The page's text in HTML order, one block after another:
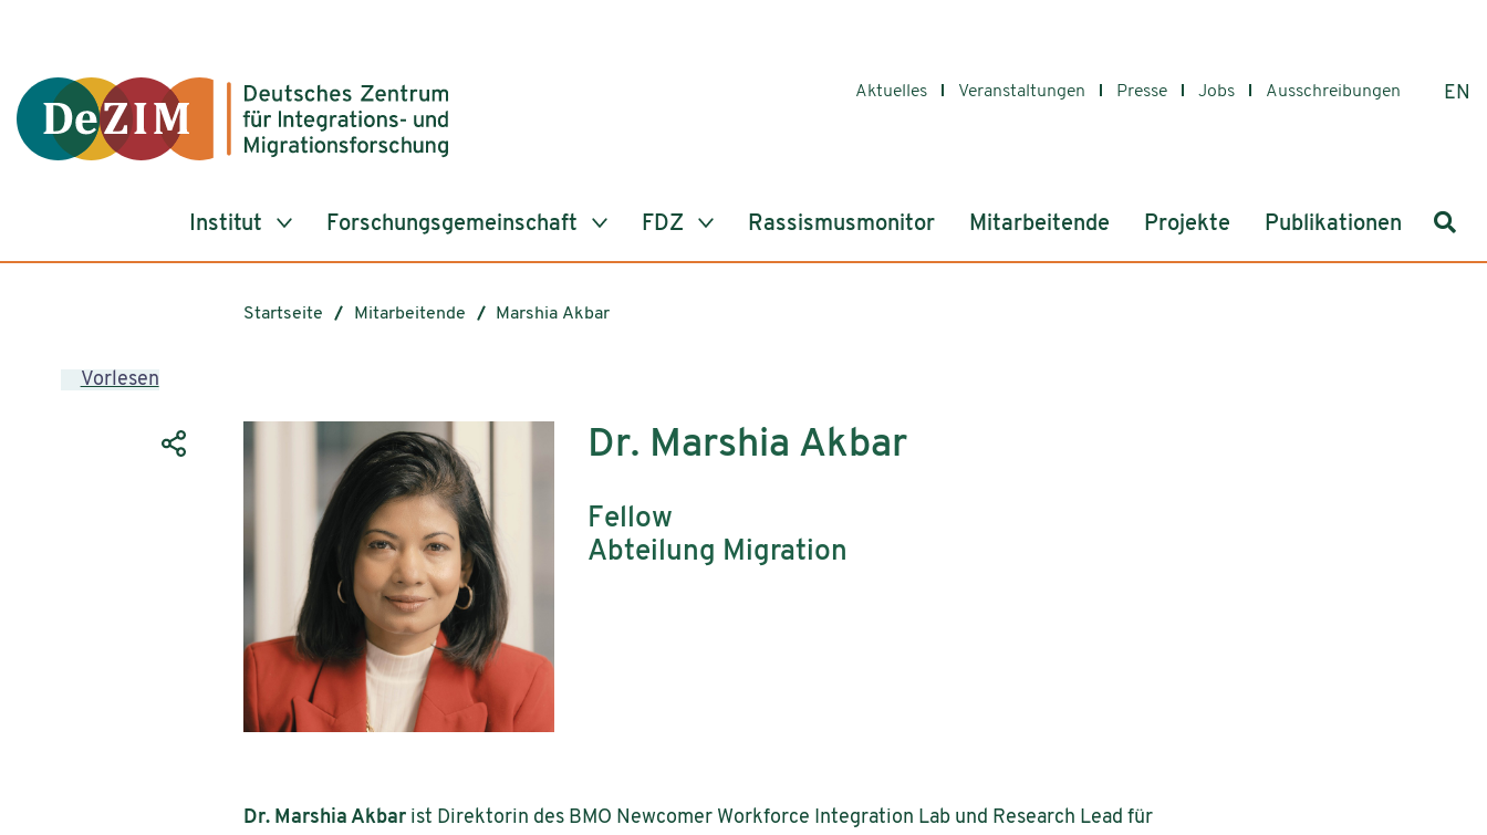
Aktuelles Veranstaltungen Presse Jobs Ausschreibungen EN
Institut Forschungsgemeinschaft FDZ Rassismusmonitor Mitarbeitende Projekte Publikationen
Startseite Mitarbeitende Marshia Akbar
Vorlesen
Dr. Marshia Akbar
Fellow
Abteilung Migration
Dr. Marshia Akbar ist Direktorin des BMO Newcomer Workforce Integration Lab und Research Lead für